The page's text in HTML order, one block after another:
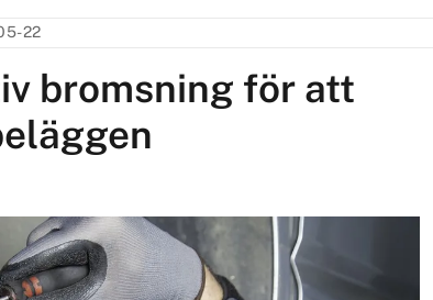
22
bromsning för att